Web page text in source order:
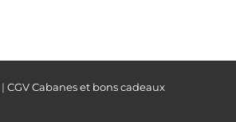
| CGV Cabanes et bons cadeaux